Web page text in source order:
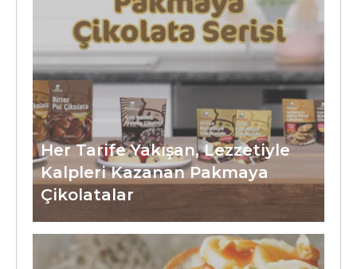
Her Tarife Yakışan, Lezzetiyle
Kalpleri Kazanan Pakmaya
Çikolatalar